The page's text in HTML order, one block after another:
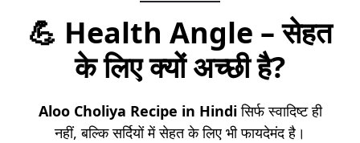
💪 Health Angle – सेहत
के लिए क्यों अच्छी है?
Aloo Choliya Recipe in Hindiसिर्फ स्वादिष्ट ही
नहीं, बल्कि सर्दियों में सेहत के लिए भी फायदेमंद है।